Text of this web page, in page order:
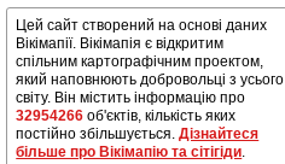
Цей сайт створений на основі даних
Вікімапії. Вікімапія є відкритим
спільним картографічним проектом,
який наповнюють добровольці з усього
світу. Він містить інформацію про
32954266 об'єктів, кількість яких
постійно збільшується.Дізнайтеся
більше про Вікімапію та сітігіди.